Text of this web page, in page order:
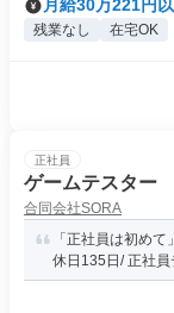
月給30万221円
残業なし 在宅OK
正社員
ゲームテスター
合同会社SORA
「正社員は初め
休日135日/ 正社員